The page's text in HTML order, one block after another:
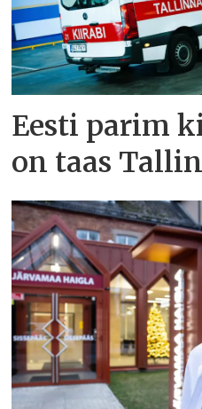
Eesti parim
on taas